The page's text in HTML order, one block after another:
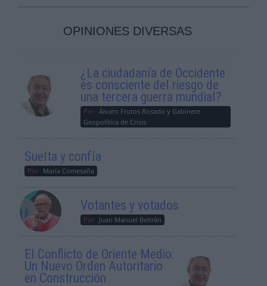
OPINIONES DIVERSAS
¿La ciudadanía de Occidente
es consciente del riesgo de
una tercera guerra mundial?
Por Álvaro Frutos Rosado y Gabinete
Geopolítica de Crisis
Suelta y confía
Por María Comesaña
Votantes y votados
Por Juan Manuel Beltrán
El Conflicto de Oriente Medio:
Un Nuevo Orden Autoritario
en Construcción